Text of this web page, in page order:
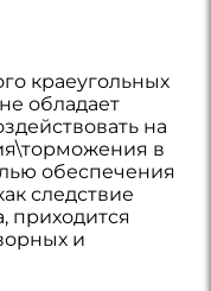
краеугольных
обладает
на
в
обеспечения
следствие
приходится
и